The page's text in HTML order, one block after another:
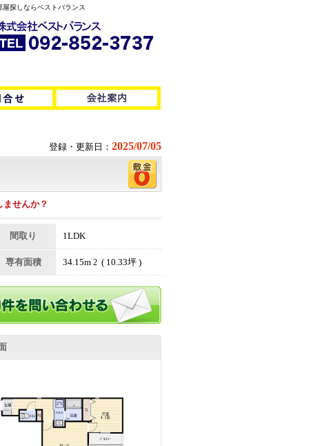
探しならベストバランス
登録・更新日： 2025/07/05
せんか？
間取り 1LDK
専有面積 34.15m 2( 10.33坪 )